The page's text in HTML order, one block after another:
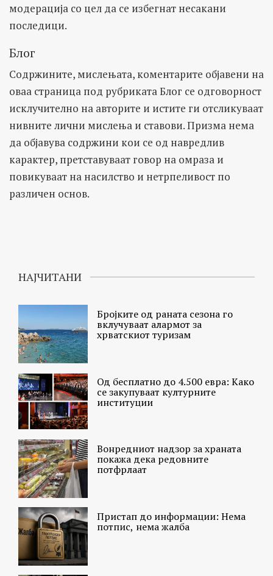
модерација со цел да се избегнат несакани
последици.
Блог
Содржините, мислењата, коментарите објавени на
оваа страница под рубриката Блог се одговорност
исклучително на авторите и истите ги отсликуваат
нивните лични мислења и ставови. Призма нема
да објавува содржини кои се од навредлив
карактер, претставуваат говор на омраза и
повикуваат на насилство и нетрпеливост по
различен основ.
НАЈЧИТАНИ
Бројките од раната сезона го
вклучуваат алармот за
хрватскиот туризам
Од бесплатно до 4.500 евра: Како
се закупуваат културните
институции
Вонредниот надзор за храната
покажа дека редовните
потфрлаат
Пристап до информации: Нема
потпис, нема жалба